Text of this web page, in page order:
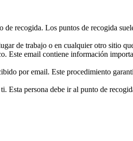
recogida. Los puntos de recogida
de trabajo o en cualquier otro sitio
Este email contiene información
por email. Este procedimiento
Esta persona debe ir al punto de